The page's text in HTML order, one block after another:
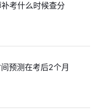
考什么时候查分
预测在考后2个月